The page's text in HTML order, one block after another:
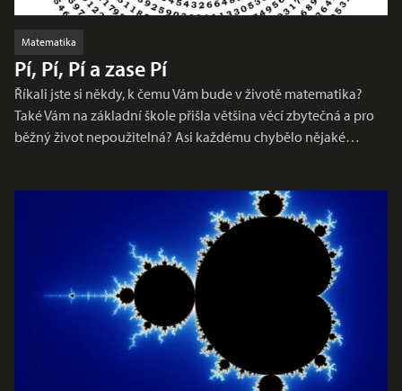
Matematika
Pí, Pí, Pí a zase Pí
Říkali jste si někdy, k čemu Vám bude v životě matematika?
Také Vám na základní škole přišla většina věcí zbytečná a pro
běžný život nepoužitelná? Asi každému chybělo nějaké…